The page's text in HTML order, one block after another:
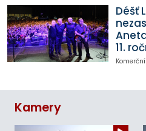
Déšť
11.
Kamery